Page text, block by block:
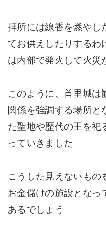
拝所には線香を燃やし
てお供えしたりするわ
は内部で発火して火災
このように、首里城は
関係を強調する場所と
た聖地や歴代の王を祀
っていきました
こうした見えないもの
お金儲けの施設となっ
あるでしょう